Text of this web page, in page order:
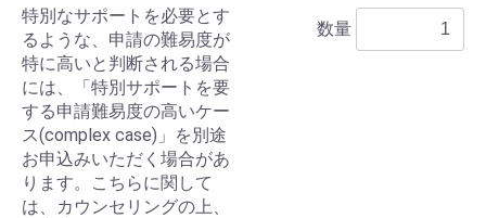
特別なサポートを必要とす
るような、申請の難易度が
特に高いと判断される場合
には、「特別サポートを要
する申請難易度の高いケー
ス(complex case)」を別途
お申込みいただく場合があ
ります。こちらに関して
は、カウンセリングの上、
数量